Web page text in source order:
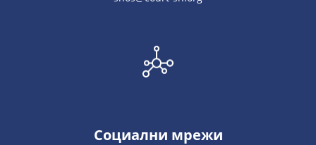
Социални мрежи